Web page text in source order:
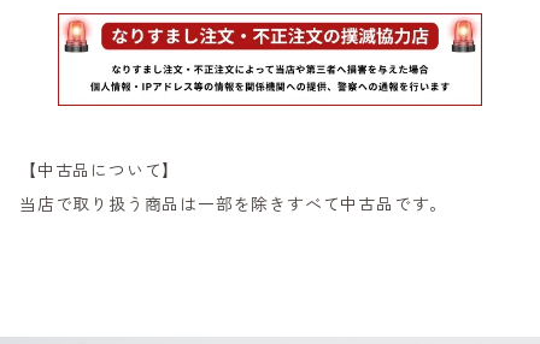
【中古品について】
当店で取り扱う商品は一部を除きすべて中古品です。